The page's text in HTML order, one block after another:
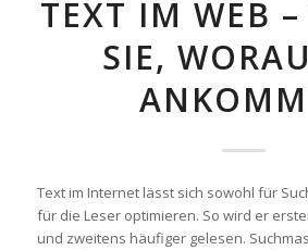
TEXT IM WEB –
SIE,
Text im Internet lässt sich sowohl für
für die Leser optimieren. So wird er
und zweitens häufiger gelesen.